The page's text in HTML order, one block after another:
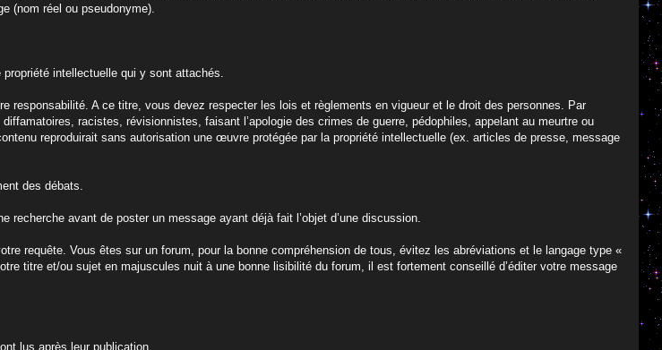
(nom réel ou pseudonyme).
intellectuelle qui y sont attachés.
responsabilité. A ce titre, vous devez respecter les lois et règlements en vigueur et le droit des personnes. Par
racistes, révisionnistes, faisant l’apologie des crimes de guerre, pédophiles, appelant au meurtre ou
reproduirait sans autorisation une œuvre protégée par la propriété intellectuelle (ex. articles de presse, message
des débats.
avant de poster un message ayant déjà fait l’objet d’une discussion.
requête. Vous êtes sur un forum, pour la bonne compréhension de tous, évitez les abréviations et le langage type «
titre et/ou sujet en majuscules nuit à une bonne lisibilité du forum, il est fortement conseillé d’éditer votre message
lus après leur publication.